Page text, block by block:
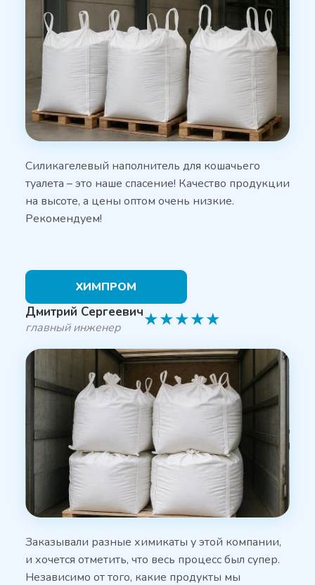
Силикагелевый наполнитель для кошачьего
туалета – это наше спасение! Качество продукции
на высоте, а цены оптом очень низкие.
Рекомендуем!
ХИМПРОМ
Дмитрий Сергеевич
главный инженер ★★★★★
Заказывали разные химикаты у этой компании,
и хочется отметить, что весь процесс был супер.
Независимо от того, какие продукты мы